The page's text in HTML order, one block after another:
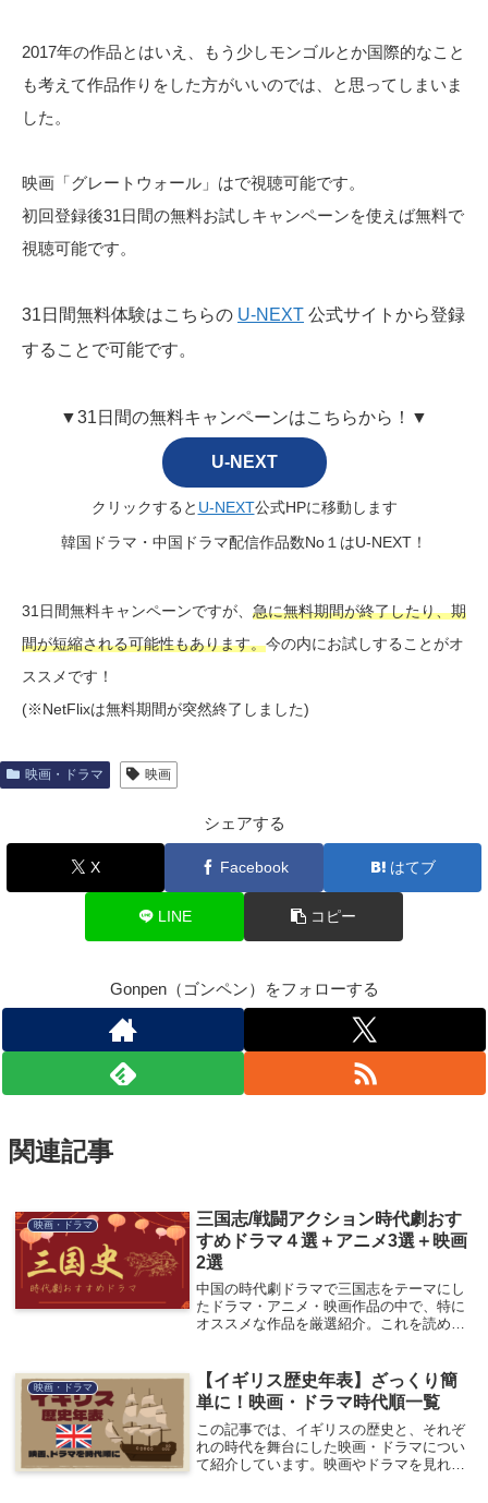
2017年の作品とはいえ、もう少しモンゴルとか国際的なこと
も考えて作品作りをした方がいいのでは、と思ってしまいま
した。
映画「グレートウォール」はで視聴可能です。
初回登録後31日間の無料お試しキャンペーンを使えば無料で
視聴可能です。
31日間無料体験はこちらの U-NEXT 公式サイトから登録
することで可能です。
▼31日間の無料キャンペーンはこちらから！▼
U-NEXT
クリックすると U-NEXT公式HPに移動します
韓国ドラマ・中国ドラマ配信作品数No１はU-NEXT！
31日間無料キャンペーンですが、 急に無料期間が終了したり、期
間が短縮される可能性もあります。今の内にお試しすることがオ
ススメです！
(※NetFlixは無料期間が突然終了しました)
映画・ドラマ 映画
シェアする
X Facebook はてブ
LINE コピー
Gonpen（ゴンペン）をフォローする
関連記事
映画・ドラマ
三国志/戦闘アクション時代劇おす
すめドラマ４選＋アニメ3選＋映画
2選
中国の時代劇ドラマで三国志をテーマにし
たドラマ・アニメ・映画作品の中で、特に
オススメな作品を厳選紹介。これを読め
映画・ドラマ
【イギリス歴史年表】ざっくり簡
単に！映画・ドラマ時代順一覧
この記事では、イギリスの歴史と、それぞ
れの時代を舞台にした映画・ドラマについ
て紹介しています。映画やドラマを見れば